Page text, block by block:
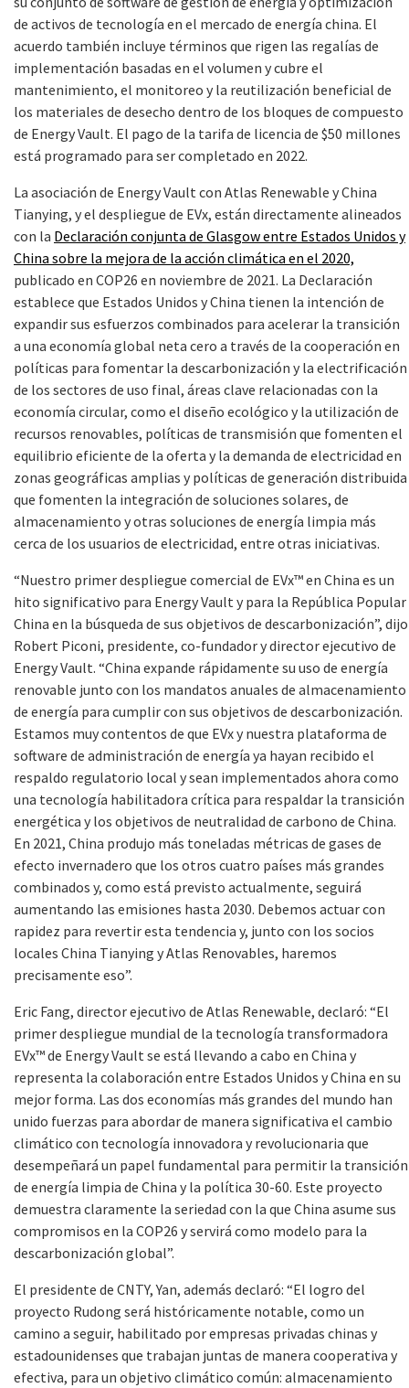
de activos de tecnología en el mercado de energía china. El
acuerdo también incluye términos que rigen las regalías de
implementación basadas en el volumen y cubre el
mantenimiento, el monitoreo y la reutilización beneficial de
los materiales de desecho dentro de los bloques de compuesto
de Energy Vault. El pago de la tarifa de licencia de $50 millones
está programado para ser completado en 2022.
La asociación de Energy Vault con Atlas Renewable y China
Tianying, y el despliegue de EVx, están directamente alineados
con la Declaración conjunta de Glasgow entre Estados Unidos y
China sobre la mejora de la acción climática en el 2020,
publicado en COP26 en noviembre de 2021. La Declaración
establece que Estados Unidos y China tienen la intención de
expandir sus esfuerzos combinados para acelerar la transición
a una economía global neta cero a través de la cooperación en
políticas para fomentar la descarbonización y la electrificación
de los sectores de uso final, áreas clave relacionadas con la
economía circular, como el diseño ecológico y la utilización de
recursos renovables, políticas de transmisión que fomenten el
equilibrio eficiente de la oferta y la demanda de electricidad en
zonas geográficas amplias y políticas de generación distribuida
que fomenten la integración de soluciones solares, de
almacenamiento y otras soluciones de energía limpia más
cerca de los usuarios de electricidad, entre otras iniciativas.
“Nuestro primer despliegue comercial de EVx™ en China es un
hito significativo para Energy Vault y para la República Popular
China en la búsqueda de sus objetivos de descarbonización”, dijo
Robert Piconi, presidente, co-fundador y director ejecutivo de
Energy Vault. “China expande rápidamente su uso de energía
renovable junto con los mandatos anuales de almacenamiento
de energía para cumplir con sus objetivos de descarbonización.
Estamos muy contentos de que EVx y nuestra plataforma de
software de administración de energía ya hayan recibido el
respaldo regulatorio local y sean implementados ahora como
una tecnología habilitadora crítica para respaldar la transición
energética y los objetivos de neutralidad de carbono de China.
En 2021, China produjo más toneladas métricas de gases de
efecto invernadero que los otros cuatro países más grandes
combinados y, como está previsto actualmente, seguirá
aumentando las emisiones hasta 2030. Debemos actuar con
rapidez para revertir esta tendencia y, junto con los socios
locales China Tianying y Atlas Renovables, haremos
precisamente eso”.
Eric Fang, director ejecutivo de Atlas Renewable, declaró: “El
primer despliegue mundial de la tecnología transformadora
EVx™ de Energy Vault se está llevando a cabo en China y
representa la colaboración entre Estados Unidos y China en su
mejor forma. Las dos economías más grandes del mundo han
unido fuerzas para abordar de manera significativa el cambio
climático con tecnología innovadora y revolucionaria que
desempeñará un papel fundamental para permitir la transición
de energía limpia de China y la política 30-60. Este proyecto
demuestra claramente la seriedad con la que China asume sus
compromisos en la COP26 y servirá como modelo para la
descarbonización global”.
El presidente de CNTY, Yan, además declaró: “El logro del
proyecto Rudong será históricamente notable, como un
camino a seguir, habilitado por empresas privadas chinas y
estadounidenses que trabajan juntas de manera cooperativa y
efectiva, para un objetivo climático común: almacenamiento